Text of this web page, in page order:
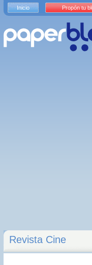
Revista Cine
Inicio Propón tu